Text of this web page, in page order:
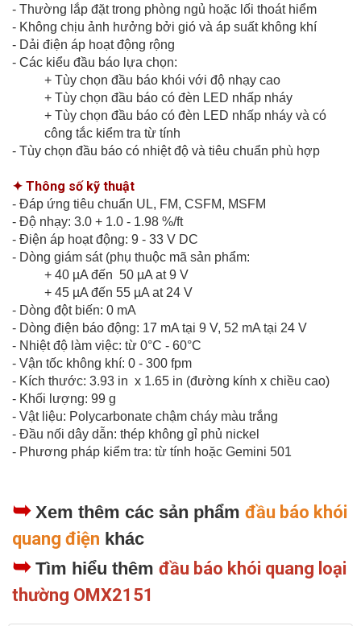
- Thường lắp đặt trong phòng ngủ hoặc lối thoát hiểm
- Không chịu ảnh hưởng bởi gió và áp suất không khí
- Dải điện áp hoạt động rộng
- Các kiểu đầu báo lựa chọn:
+ Tùy chọn đầu báo khói với độ nhạy cao
+ Tùy chọn đầu báo có đèn LED nhấp nháy
+ Tùy chọn đầu báo có đèn LED nhấp nháy và có
công tắc kiểm tra từ tính
- Tùy chọn đầu báo có nhiệt độ và tiêu chuẩn phù hợp
✦ Thông số kỹ thuật
- Đáp ứng tiêu chuẩn UL, FM, CSFM, MSFM
- Độ nhạy: 3.0 + 1.0 - 1.98 %/ft
- Điện áp hoạt động: 9 - 33 V DC
- Dòng giám sát (phụ thuộc mã sản phẩm:
+ 40 µA đến 50 µA at 9 V
+ 45 µA đến 55 µA at 24 V
- Dòng đột biến: 0 mA
- Dòng điện báo động: 17 mA tại 9 V, 52 mA tại 24 V
- Nhiệt độ làm việc: từ 0°C - 60°C
- Vận tốc không khí: 0 - 300 fpm
- Kích thước: 3.93 in x 1.65 in (đường kính x chiều cao)
- Khối lượng: 99 g
- Vật liệu: Polycarbonate chậm cháy màu trắng
- Đầu nối dây dẫn: thép không gỉ phủ nickel
- Phương pháp kiểm tra: từ tính hoặc Gemini 501
➥Xem thêm các sản phẩm đầu báo khói
quang điện khác
➥Tìm hiểu thêm đầu báo khói quang loại
thường OMX2151